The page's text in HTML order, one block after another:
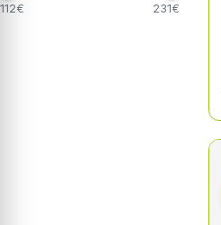
112€ 231€